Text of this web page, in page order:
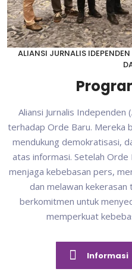
ALIANSI JURNALIS
Aliansi Jurnalis Independen
terhadap Orde Baru. Mereka
mendukung demokratisasi,
atas informasi. Setelah
menjaga kebebasan pers,
dan melawan kekerasan
berkomitmen untuk
memperkuat
Informasi